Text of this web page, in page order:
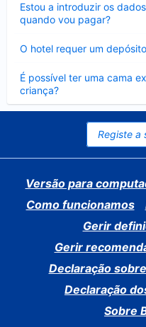
Estou a introduzir os
quando vou pagar?
fechado
O hotel requer um
fechado
É possível ter uma cama
criança?
Elemento
fechado
Registe a
Versão para
Como funcionamos
Gerir
Gerir
Declaração
Declaração
Sobre